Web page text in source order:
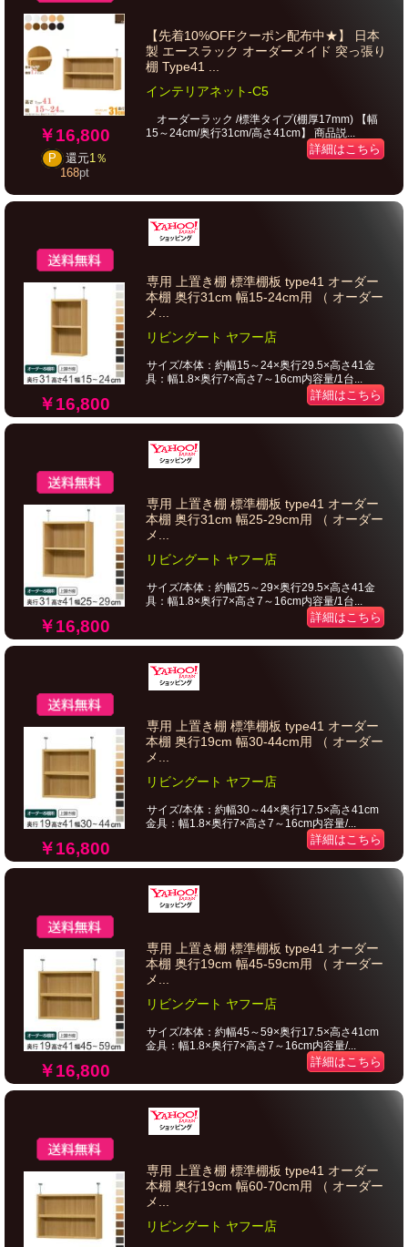
￥16,800
P 還元1％
168pt
【先着10%OFFクーポン配布中★】 日本
製 エースラック オーダーメイド 突っ張り
棚 Type41 ...
インテリアネット-C5
オーダーラック /標準タイプ(棚厚17mm) 【幅
15～24cm/奥行31cm/高さ41cm】 商品説...
詳細はこちら
￥16,800
専用 上置き棚 標準棚板 type41 オーダー
本棚 奥行31cm 幅15-24cm用 （ オーダー
メ...
リビングート ヤフー店
サイズ/本体：約幅15～24×奥行29.5×高さ41金
具：幅1.8×奥行7×高さ7～16cm内容量/1台...
詳細はこちら
￥16,800
専用 上置き棚 標準棚板 type41 オーダー
本棚 奥行31cm 幅25-29cm用 （ オーダー
メ...
リビングート ヤフー店
サイズ/本体：約幅25～29×奥行29.5×高さ41金
具：幅1.8×奥行7×高さ7～16cm内容量/1台...
詳細はこちら
￥16,800
専用 上置き棚 標準棚板 type41 オーダー
本棚 奥行19cm 幅30-44cm用 （ オーダー
メ...
リビングート ヤフー店
サイズ/本体：約幅30～44×奥行17.5×高さ41cm
金具：幅1.8×奥行7×高さ7～16cm内容量/...
詳細はこちら
￥16,800
専用 上置き棚 標準棚板 type41 オーダー
本棚 奥行19cm 幅45-59cm用 （ オーダー
メ...
リビングート ヤフー店
サイズ/本体：約幅45～59×奥行17.5×高さ41cm
金具：幅1.8×奥行7×高さ7～16cm内容量/...
詳細はこちら
専用 上置き棚 標準棚板 type41 オーダー
本棚 奥行19cm 幅60-70cm用 （ オーダー
メ...
リビングート ヤフー店